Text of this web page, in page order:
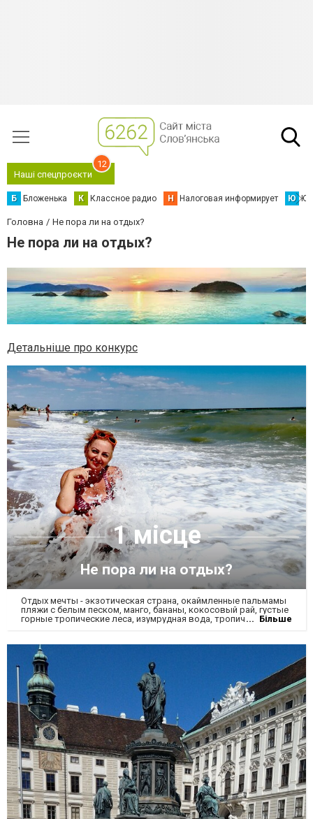
Наші спецпроєкти
12
Б Бложенька К Классное радио Н Налоговая информирует Ю
Головна Не пора ли на отдых?
Не пора ли на отдых?
1 місце
Не пора ли на отдых?
Отдых мечты - экзотическая страна, окаймленные пальмамы
пляжи с белым песком, манго, бананы, кокосовый рай, густые
горные тропические леса, изумрудная вода, тропическиеБільше
Детальніше про конкурс